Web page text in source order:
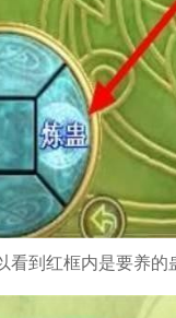
看到红框内是要养的